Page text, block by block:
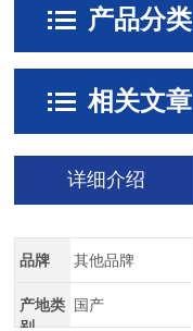
产品分类
相关文章
详细介绍
品牌 其他品牌
产地类
别
国产